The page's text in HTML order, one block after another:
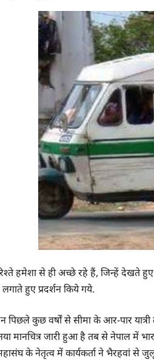
हमेशा से ही अच्छे रहे हैं, जिन्हें देखते हुए
हुए प्रदर्शन किये गये.
पिछले कुछ वर्षों से सीमा के आर-पार
मानचित्र जारी हुआ है तब से नेपाल में
के नेतृत्व में कार्यकर्ता ने भैरहवां से